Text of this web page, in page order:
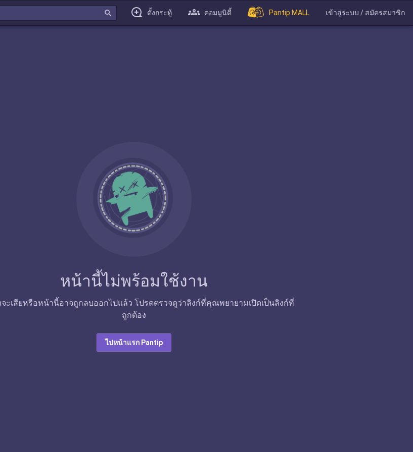
search ตั้งกระทู้ คอมมูนิตี้ Pantip MALL เข้าสู่ระบบ / สมัครสมาชิก
หน้านี้ไม่พร้อมใช้งาน
จะเสียหรือหน้านี้อาจถูกลบออกไปแล้ว โปรดตรวจดูว่าลิงก์ที่คุณพยายามเปิดเป็นลิงก์ที่
ถูกต้อง
ไปหน้าแรก Pantip